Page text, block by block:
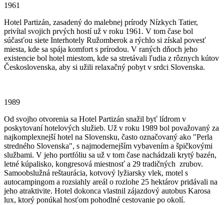
1961
Hotel Partizán, zasadený do malebnej prírody Nízkych Tatier,
privítal svojich prvých hostí už v roku 1961. V tom čase bol
súčasťou siete Interhotely Ružomberok a rýchlo si získal povesť
miesta, kde sa spája komfort s prírodou. V raných dňoch jeho
existencie bol hotel miestom, kde sa stretávali ľudia z rôznych kútov
Československa, aby si užili relaxačný pobyt v srdci Slovenska.
1989
Od svojho otvorenia sa Hotel Partizán snažil byť lídrom v
poskytovaní hotelových služieb. Už v roku 1989 bol považovaný za
najkomplexnejší hotel na Slovensku, často označovaný ako "Perla
stredného Slovenska", s najmodernejším vybavením a špičkovými
službami. V jeho portfóliu sa už v tom čase nachádzali krytý bazén,
letné kúpalisko, kongresová miestnosť a 29 tradičných zrubov.
Samoobslužná reštaurácia, kotvový lyžiarsky vlek, motel s
autocampingom a rozsiahly areál o rozlohe 25 hektárov pridávali na
jeho atraktivite. Hotel dokonca vlastnil zájazdový autobus Karosa
lux, ktorý ponúkal hosťom pohodlné cestovanie po okolí.